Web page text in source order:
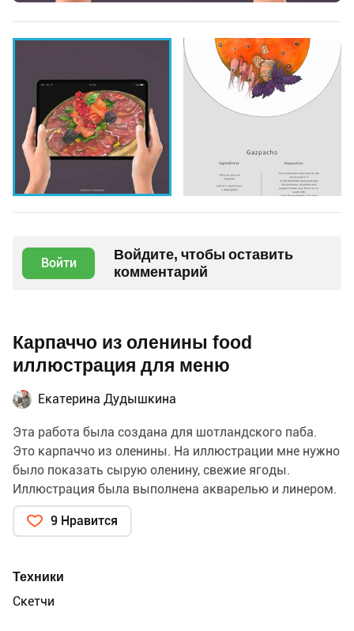
Войти
Войдите, чтобы оставить
комментарий
Карпаччо из оленины food
иллюстрация для меню
Екатерина Дудышкина
Эта работа была создана для шотландского паба.
Это карпаччо из оленины. На иллюстрации мне нужно
было показать сырую оленину, свежие ягоды.
Иллюстрация была выполнена акварелью и линером.
9 Нравится
Техники
Скетчи